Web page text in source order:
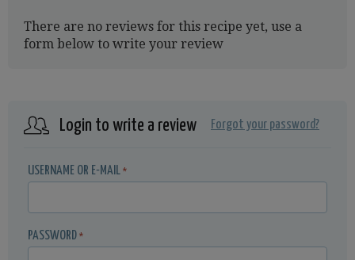
There are no reviews for this recipe yet, use a
form below to write your review
Login to write a review Forgot your password?
USERNAME OR E-MAIL *
PASSWORD *